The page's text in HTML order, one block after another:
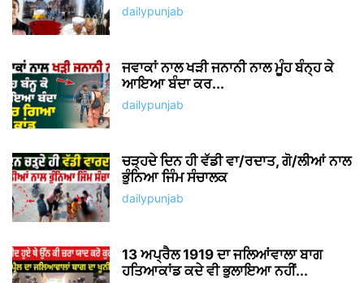
dailypunjab
ਜਵਾਕਾਂ ਨਾਲ ਖੜੀ ਜਨਾਨੀ ਨਾਲ ਮੂੰਹ ਬੰਨ੍ਹ ਕੇ
ਆਇਆ ਬੰਦਾ ਕਰ...
dailypunjab
ਚੜ੍ਹਦੇ ਦਿਨ ਹੀ ਵੱਡੀ ਵਾ/ਰਦਾਤ, ਗੋ/ਲੀਆਂ ਨਾਲ
ਭੁੰਨਿਆ ਜਿੰਮ ਸੰਚਾਲਕ
dailypunjab
13 ਅਪ੍ਰੈਲ 1919 ਦਾ ਜਲਿਆਂਵਾਲਾ ਬਾਗ
ਹਤਿਆਕਾਂਡ ਕਦੇ ਵੀ ਭੁਲਾਇਆ ਨਹੀਂ...